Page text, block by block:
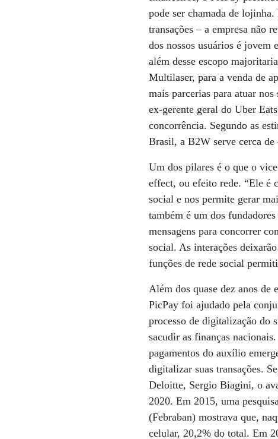
pode ser chamada de
transações – a empresa não
dos nossos usuários é jovem
além desse escopo
Multilaser, para a venda de
mais parcerias para atuar
ex-gerente geral do Uber
concorrência. Segundo as
Brasil, a B2W serve cerca
Um dos pilares é o que o
effect, ou efeito rede. “Ele é
social e nos permite gerar
também é um dos
mensagens para concorrer
social. As interações
funções de rede social
Além dos quase dez anos de
PicPay foi ajudado pela
processo de digitalização do
sacudir as finanças
pagamentos do auxílio
digitalizar suas transações.
Deloitte, Sergio Biagini, o
2020. Em 2015, uma
(Febraban) mostrava que,
celular, 20,2% do total. Em